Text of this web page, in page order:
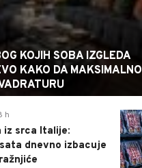
KOJIH SOBA IZGLEDA
KAKO DA MAKSIMALNO
h
iz srca Italije:
dnevno izbacuje